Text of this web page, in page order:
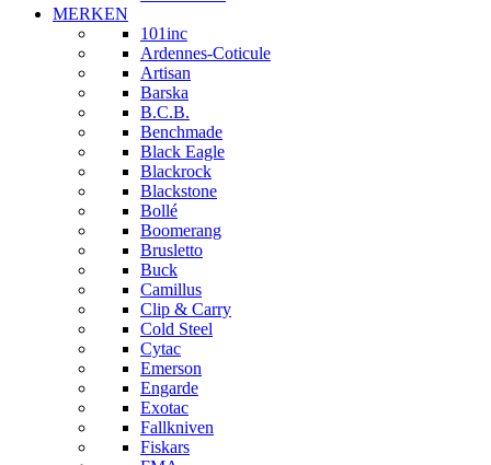
MERKEN
101inc
Ardennes-Coticule
Artisan
Barska
B.C.B.
Benchmade
Black Eagle
Blackrock
Blackstone
Bollé
Boomerang
Brusletto
Buck
Camillus
Clip & Carry
Cold Steel
Cytac
Emerson
Engarde
Exotac
Fallkniven
Fiskars